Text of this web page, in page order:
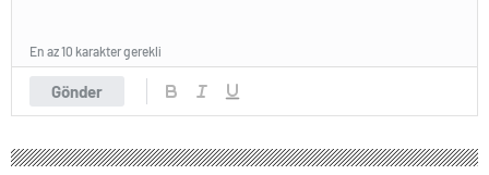
Gönder
En az 10 karakter gerekli